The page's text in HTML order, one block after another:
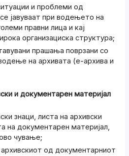
и проблеми од
јавуваат при водењето на
правни лица и кај
организациска структура;
прашања поврзани со
на архивата (е-архива и
и документарен материјал
знаци, листа на архивски
на документарен материјал,
чување;
од документарниот